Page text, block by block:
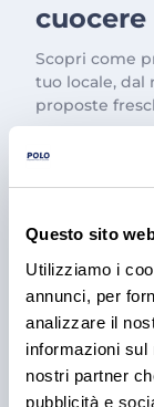
Questo sito
Utilizziamo i
annunci, per
analizzare il
informazioni
nostri partner
pubblicità e
Scopri come
tuo locale, dal
proposte